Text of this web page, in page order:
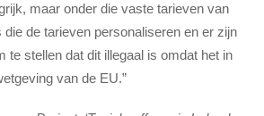
maar onder die vaste tarieven van
de tarieven personaliseren en er zijn
te stellen dat dit illegaal is omdat het in
van de EU.”